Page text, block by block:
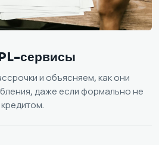
сервисы
и объясняем, как они
даже если формально не